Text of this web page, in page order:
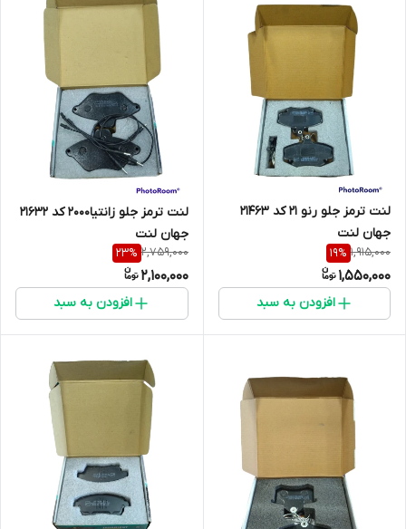
لنت ترمز جلو رنو 21 کد 21463
جهان لنت
1,915,000
19%
1,550,000
افزودن به سبد
لنت ترمز جلو زانتیا2000 کد 21632
جهان لنت
2,759,000
23%
2,100,000
افزودن به سبد